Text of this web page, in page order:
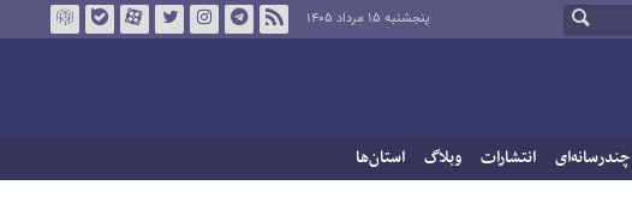
پنجشنبه ۱۵ مرداد ۱۴۰۵
چندرسانه‌ای انتشارات وبلاگ استان‌ها